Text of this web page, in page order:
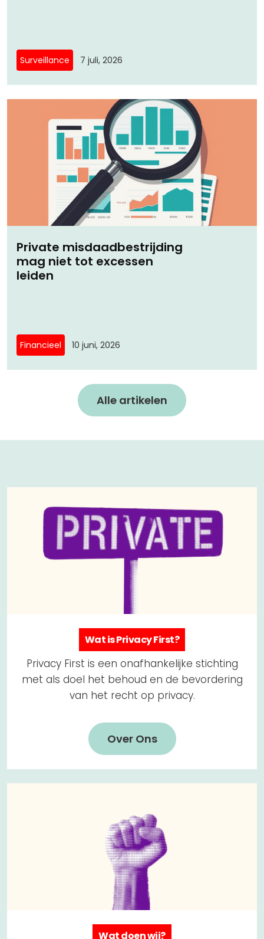
Surveillance 7 juli, 2026
Private misdaadbestrijding
mag niet tot excessen
leiden
Financieel 10 juni, 2026
Alle artikelen
Wat is Privacy First?
Privacy First is een onafhankelijke stichting
met als doel het behoud en de bevordering
van het recht op privacy.
Over Ons
Wat doen wij?